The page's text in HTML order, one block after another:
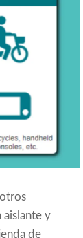
aislante y
de